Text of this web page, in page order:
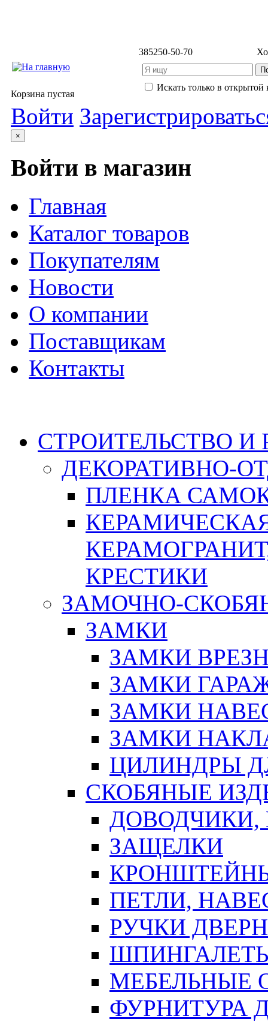
385250-50-70
Искать только в открытой
Корзина пустая
Войти
×
Войти в магазин
Главная
Каталог товаров
Покупателям
Новости
О компании
Поставщикам
Контакты
СТРОИТЕЛЬСТВО И
ДЕКОРАТИВНО-
ПЛЕНКА
КРЕСТИКИ
ЗАМОЧНО-
ЗАМКИ
ЗАМКИ
ЗАМКИ
ЗАМКИ
ЗАМКИ
ЦИЛИНДРЫ
СКОБЯНЫЕ
ЗАЩЕЛКИ
ПЕТЛИ,
РУЧКИ
МЕБЕЛЬНЫЕ
ФУРНИТУРА